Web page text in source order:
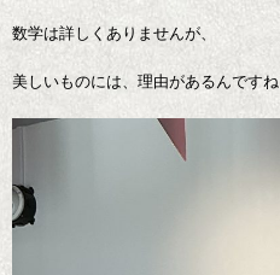
数学は詳しくありませんが、
美しいものには、理由があるんですね